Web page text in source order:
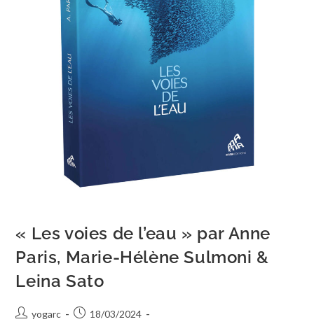
« Les voies de l’eau » par Anne
Paris, Marie-Hélène Sulmoni &
Leina Sato
yogarc
18/03/2024